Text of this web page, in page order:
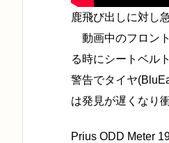
鹿飛び出しに対し
動画中のフロン
る時にシートベル
警告でタイヤ
は発見が遅くなり
Prius ODD Meter